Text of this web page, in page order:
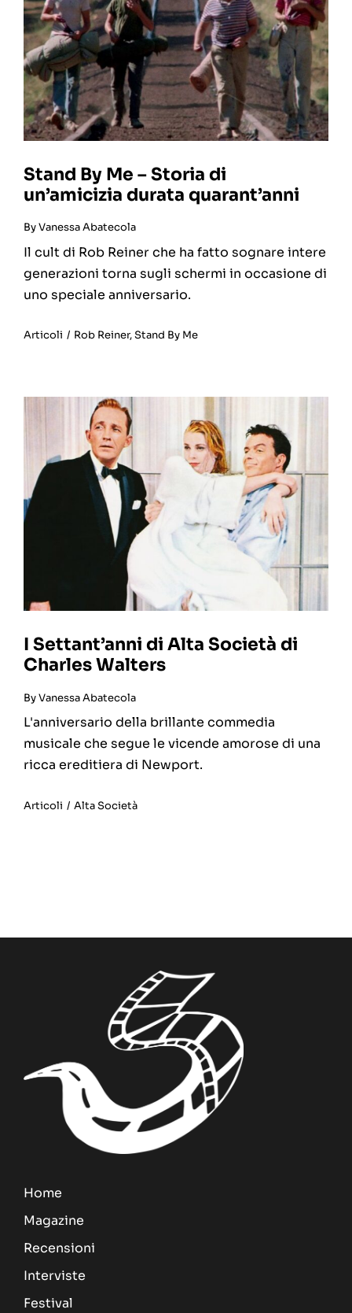
Stand By Me – Storia di
un’amicizia durata quarant’anni
ByVanessa Abatecola
Il cult di Rob Reiner che ha fatto sognare intere
generazioni torna sugli schermi in occasione di
uno speciale anniversario.
Articoli / Rob Reiner,Stand By Me
I Settant’anni di Alta Società di
Charles Walters
ByVanessa Abatecola
L'anniversario della brillante commedia
musicale che segue le vicende amorose di una
ricca ereditiera di Newport.
Articoli / Alta Società
Home
Magazine
Recensioni
Interviste
Festival